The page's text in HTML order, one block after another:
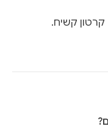
קרטון קשיח.